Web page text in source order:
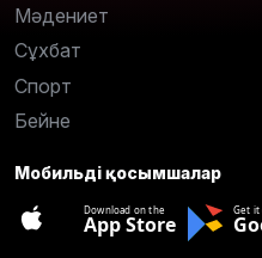
Мәдениет
Сұхбат
Спорт
Бейне
Мобильді қосымшалар
Download on the
App Store
Get it